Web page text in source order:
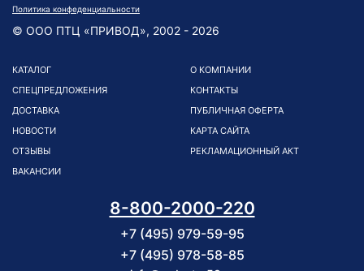
Политика конфеденциальности
© ООО ПТЦ «ПРИВОД», 2002 - 2026
КАТАЛОГ
СПЕЦПРЕДЛОЖЕНИЯ
ДОСТАВКА
НОВОСТИ
ОТЗЫВЫ
ВАКАНСИИ
О КОМПАНИИ
КОНТАКТЫ
ПУБЛИЧНАЯ ОФЕРТА
КАРТА САЙТА
РЕКЛАМАЦИОННЫЙ АКТ
8-800-2000-220
+7 (495) 979-59-95
+7 (495) 978-58-85